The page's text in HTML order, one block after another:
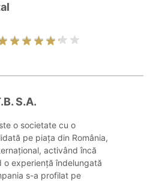
S.A.
o societate cu o
pe piața din România,
activând încă
o experiență îndelungată
s-a profilat pe